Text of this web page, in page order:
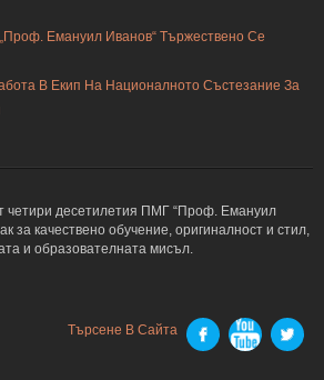
Емануил Иванов“ Тържествено Се
В Екип На Националното Състезание За
десетилетия ПМГ “Проф. Емануил
за качествено обучение, оригиналност и стил,
и образователната мисъл.
Търсене В Сайта